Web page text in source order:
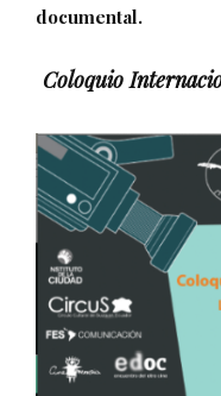
documental.
Coloquio